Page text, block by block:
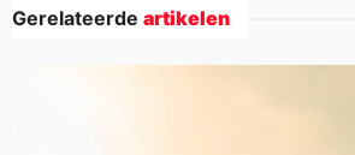
Gerelateerde artikelen